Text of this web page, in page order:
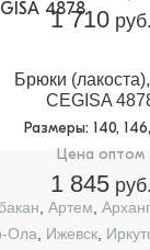
1 710руб.
Брюки (лакоста),
CEGISA
Размеры: 140,
Цена оптом
1 845руб.
Артем
Ола Ижевск